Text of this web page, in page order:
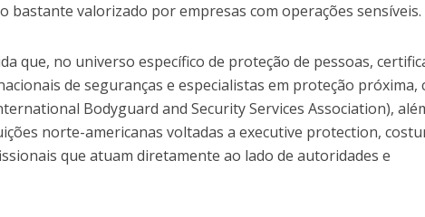
bastante valorizado por empresas com operações sensíveis.
que, no universo específico de proteção de pessoas,
de seguranças e especialistas em proteção próxima,
Bodyguard and Security Services Association),
norte-americanas voltadas a executive protection,
que atuam diretamente ao lado de autoridades e